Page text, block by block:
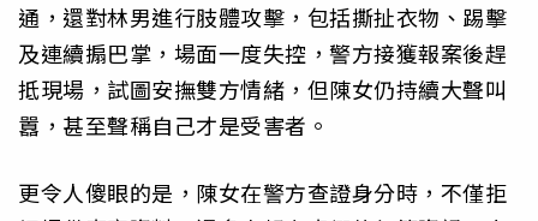
通，還對林男進行肢體攻擊，包括撕扯衣物、踢擊
及連續搧巴掌，場面一度失控，警方接獲報案後趕
抵現場，試圖安撫雙方情緒，但陳女仍持續大聲叫
囂，甚至聲稱自己才是受害者。
更令人傻眼的是，陳女在警方查證身分時，不僅拒